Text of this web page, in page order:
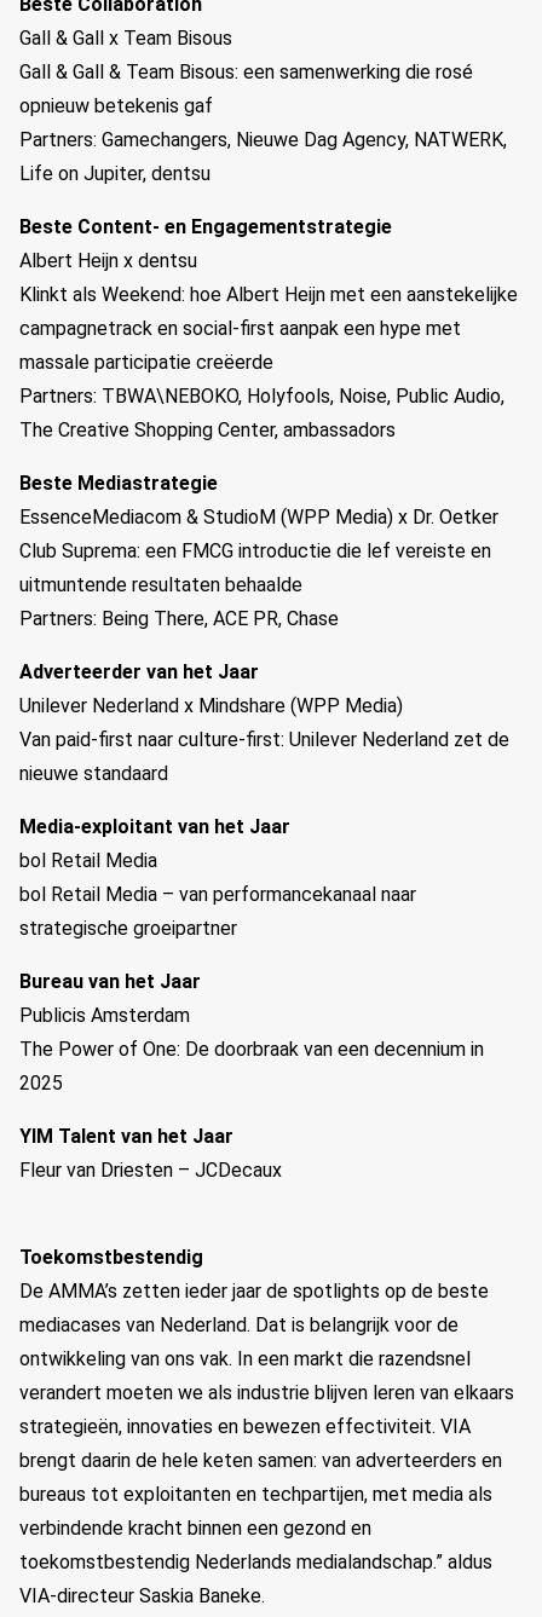
Gall & Gall x Team Bisous
Gall & Gall & Team Bisous: een samenwerking die rosé
opnieuw betekenis gaf
Partners: Gamechangers, Nieuwe Dag Agency, NATWERK,
Life on Jupiter, dentsu
Beste Content- en Engagementstrategie
Albert Heijn x dentsu
Klinkt als Weekend: hoe Albert Heijn met een aanstekelijke
campagnetrack en social-first aanpak een hype met
massale participatie creëerde
Partners: TBWA\NEBOKO, Holyfools, Noise, Public Audio,
The Creative Shopping Center, ambassadors
Beste Mediastrategie
EssenceMediacom & StudioM (WPP Media) x Dr. Oetker
Club Suprema: een FMCG introductie die lef vereiste en
uitmuntende resultaten behaalde
Partners: Being There, ACE PR, Chase
Adverteerder van het Jaar
Unilever Nederland x Mindshare (WPP Media)
Van paid-first naar culture-first: Unilever Nederland zet de
nieuwe standaard
Media-exploitant van het Jaar
bol Retail Media
bol Retail Media – van performancekanaal naar
strategische groeipartner
Bureau van het Jaar
Publicis Amsterdam
The Power of One: De doorbraak van een decennium in
2025
YIM Talent van het Jaar
Fleur van Driesten – JCDecaux
Toekomstbestendig
De AMMA’s zetten ieder jaar de spotlights op de beste
mediacases van Nederland. Dat is belangrijk voor de
ontwikkeling van ons vak. In een markt die razendsnel
verandert moeten we als industrie blijven leren van elkaars
strategieën, innovaties en bewezen effectiviteit. VIA
brengt daarin de hele keten samen: van adverteerders en
bureaus tot exploitanten en techpartijen, met media als
verbindende kracht binnen een gezond en
toekomstbestendig Nederlands medialandschap.” aldus
VIA-directeur Saskia Baneke.